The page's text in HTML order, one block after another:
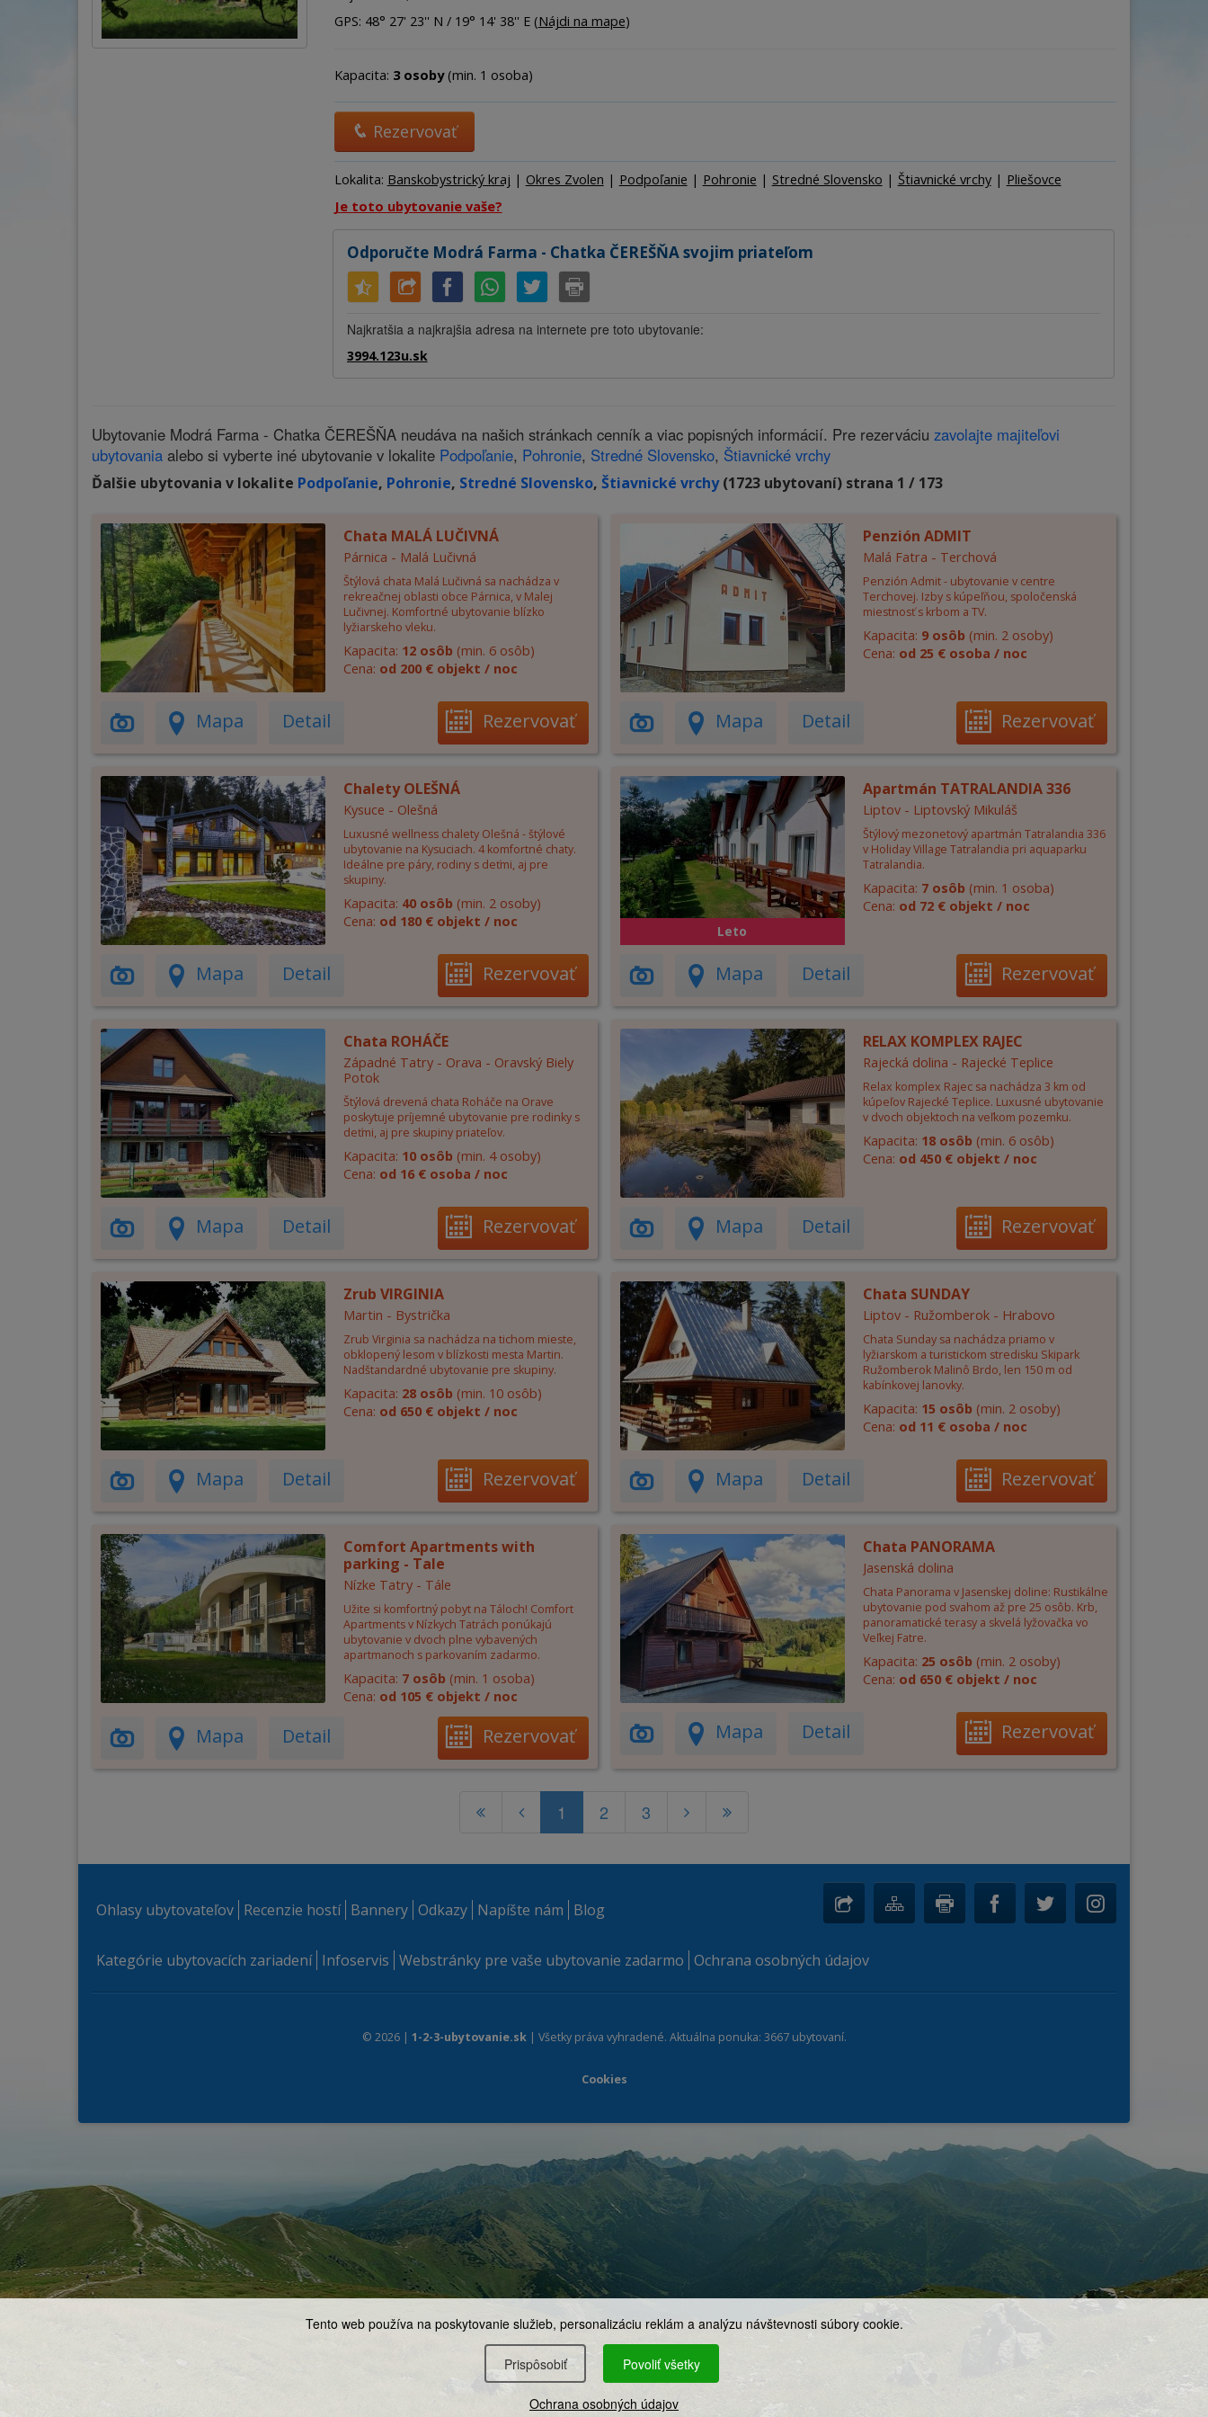
Tento web používa na poskytovanie služieb, personalizáciu reklám a analýzu návštevnosti súbory cookie.
Prispôsobiť Povoliť všetky
Ochrana osobných údajov
GPS: 48° 27' 23'' N / 19° 14' 38'' E (Nájdi na mape)
Kapacita: 3 osoby(min. 1 osoba)
Rezervovať
Lokalita: Banskobystrický kraj | Okres Zvolen | Podpoľanie | Pohronie | Stredné Slovensko | Štiavnické vrchy | Pliešovce
Je toto ubytovanie vaše?
Odporučte Modrá Farma - Chatka ČEREŠŇA svojim priateľom
Najkratšia a najkrajšia adresa na internete pre toto ubytovanie:
3994.123u.sk
Ubytovanie Modrá Farma - Chatka ČEREŠŇA neudáva na našich stránkach cenník a viac popisných informácií. Pre rezerváciu zavolajte majiteľovi
ubytovania alebo si vyberte iné ubytovanie v lokalite Podpoľanie, Pohronie, Stredné Slovensko, Štiavnické vrchy
Ďalšie ubytovania v lokalite Podpoľanie, Pohronie, Stredné Slovensko, Štiavnické vrchy(1723 ubytovaní) strana 1 / 173
Chata MALÁ LUČIVNÁ
Párnica - Malá Lučivná
Štýlová chata Malá Lučivná sa nachádza v
rekreačnej oblasti obce Párnica, v Malej
Lučivnej. Komfortné ubytovanie blízko
lyžiarskeho vleku.
Kapacita: 12 osôb (min. 6 osôb)
Cena: od 200 € objekt / noc
Mapa Detail Rezervovať
Penzión ADMIT
Malá Fatra - Terchová
Penzión Admit - ubytovanie v centre
Terchovej. Izby s kúpeľňou, spoločenská
miestnosť s krbom a TV.
Kapacita: 9 osôb (min. 2 osoby)
Cena: od 25 € osoba / noc
Mapa Detail Rezervovať
Chalety OLEŠNÁ
Kysuce - Olešná
Luxusné wellness chalety Olešná - štýlové
ubytovanie na Kysuciach. 4 komfortné chaty.
Ideálne pre páry, rodiny s deťmi, aj pre
skupiny.
Kapacita: 40 osôb (min. 2 osoby)
Cena: od 180 € objekt / noc
Mapa Detail Rezervovať
Leto
Apartmán TATRALANDIA 336
Liptov - Liptovský Mikuláš
Štýlový mezonetový apartmán Tatralandia 336
v Holiday Village Tatralandia pri aquaparku
Tatralandia.
Kapacita: 7 osôb (min. 1 osoba)
Cena: od 72 € objekt / noc
Mapa Detail Rezervovať
Chata ROHÁČE
Západné Tatry - Orava - Oravský Biely
Potok
Štýlová drevená chata Roháče na Orave
poskytuje príjemné ubytovanie pre rodinky s
deťmi, aj pre skupiny priateľov.
Kapacita: 10 osôb (min. 4 osoby)
Cena: od 16 € osoba / noc
Mapa Detail Rezervovať
RELAX KOMPLEX RAJEC
Rajecká dolina - Rajecké Teplice
Relax komplex Rajec sa nachádza 3 km od
kúpeľov Rajecké Teplice. Luxusné ubytovanie
v dvoch objektoch na veľkom pozemku.
Kapacita: 18 osôb (min. 6 osôb)
Cena: od 450 € objekt / noc
Mapa Detail Rezervovať
Zrub VIRGINIA
Martin - Bystrička
Zrub Virginia sa nachádza na tichom mieste,
obklopený lesom v blízkosti mesta Martin.
Nadštandardné ubytovanie pre skupiny.
Kapacita: 28 osôb (min. 10 osôb)
Cena: od 650 € objekt / noc
Mapa Detail Rezervovať
Chata SUNDAY
Liptov - Ružomberok - Hrabovo
Chata Sunday sa nachádza priamo v
lyžiarskom a turistickom stredisku Skipark
Ružomberok Malinô Brdo, len 150 m od
kabínkovej lanovky.
Kapacita: 15 osôb (min. 2 osoby)
Cena: od 11 € osoba / noc
Mapa Detail Rezervovať
Comfort Apartments with
parking - Tale
Nízke Tatry - Tále
Užite si komfortný pobyt na Táloch! Comfort
Apartments v Nízkych Tatrách ponúkajú
ubytovanie v dvoch plne vybavených
apartmanoch s parkovaním zadarmo.
Kapacita: 7 osôb (min. 1 osoba)
Cena: od 105 € objekt / noc
Mapa Detail Rezervovať
Chata PANORAMA
Jasenská dolina
Chata Panorama v Jasenskej doline: Rustikálne
ubytovanie pod svahom až pre 25 osôb. Krb,
panoramatické terasy a skvelá lyžovačka vo
Veľkej Fatre.
Kapacita: 25 osôb (min. 2 osoby)
Cena: od 650 € objekt / noc
Mapa Detail Rezervovať
1 2 3
Ohlasy ubytovateľov Recenzie hostí Bannery Odkazy Napíšte nám Blog
Kategórie ubytovacích zariadení Infoservis Webstránky pre vaše ubytovanie zadarmo Ochrana osobných údajov
© 2026 | 1-2-3-ubytovanie.sk| Všetky práva vyhradené. Aktuálna ponuka: 3667 ubytovaní.
Cookies